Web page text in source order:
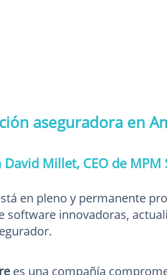
aseguradora en
David Millet, CEO de
en pleno y permanente
software innovadoras,
es una compañía